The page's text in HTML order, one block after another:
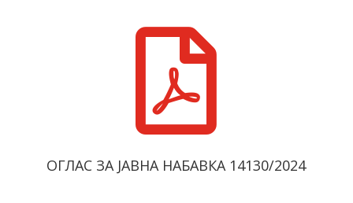

ОГЛАС ЗА ЈАВНА НАБАВКА 14130/2024